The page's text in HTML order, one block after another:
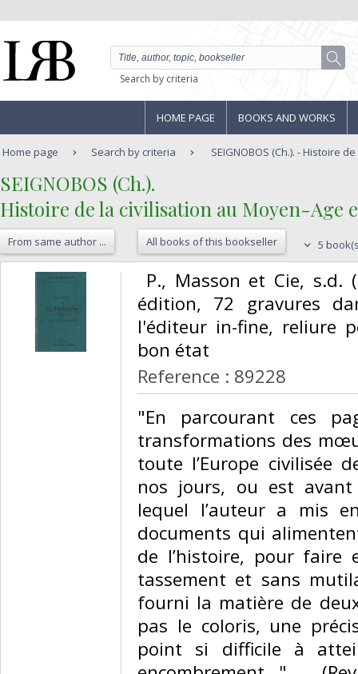
Search by criteria
HOME PAGE BOOKS AND WORKS
Home page Search by criteria SEIGNOBOS (Ch.). - Histoire
‎SEIGNOBOS (Ch.).‎
‎Histoire de la civilisation au Moyen-Age
From same author ... All books of this bookseller 5
P., Masson et Cie,
édition, 72 gravures
l'éditeur in-fine, reliure
bon état‎
Reference : 89228
‎"En parcourant ces
transformations des
toute l’Europe civilisée
nos jours, ou est
lequel l’auteur a mis
documents qui
de l’histoire, pour faire
tassement et sans
fourni la matière de
pas le coloris, une
point si difficile à